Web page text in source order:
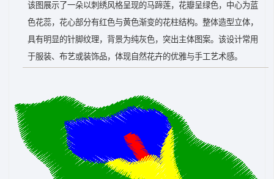
该图展示了一朵以刺绣风格呈现的马蹄莲，花瓣呈绿色，中心为蓝
色花蕊，花心部分有红色与黄色渐变的花柱结构。整体造型立体，
具有明显的针脚纹理，背景为纯灰色，突出主体图案。该设计常用
于服装、布艺或装饰品，体现自然花卉的优雅与手工艺术感。